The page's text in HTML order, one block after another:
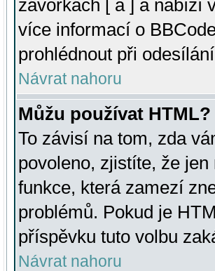
závorkách [ a ] a nabízí
více informací o
prohlédnout při
Návrat nahoru
Můžu používat HTML?
To závisí na tom, zda
povoleno, zjistíte, že
funkce, která zamezí
problémů. Pokud je
příspěvku tuto volbu
Návrat nahoru